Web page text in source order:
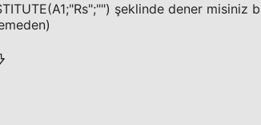
şeklinde dener misiniz